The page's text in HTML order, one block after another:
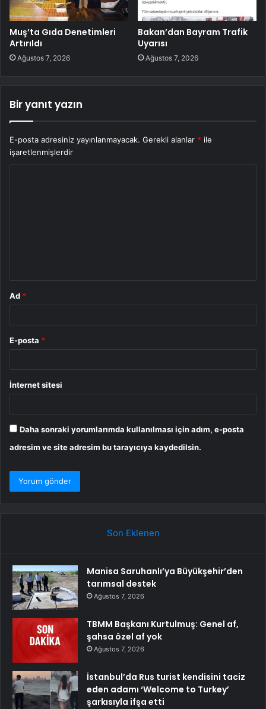
Muş’ta Gıda Denetimleri
Artırıldı
Ağustos 7, 2026
Bakan’dan Bayram Trafik
Uyarısı
Ağustos 7, 2026
Bir yanıt yazın
E-posta adresiniz yayınlanmayacak. Gerekli alanlar * ile
işaretlenmişlerdir
Ad *
E-posta *
İnternet sitesi
Daha sonraki yorumlarımda kullanılması için adım, e-posta
adresim ve site adresim bu tarayıcıya kaydedilsin.
Son Eklenen
Manisa Saruhanlı’ya Büyükşehir’den
tarımsal destek
Ağustos 7, 2026
TBMM Başkanı Kurtulmuş: Genel af,
şahsa özel af yok
Ağustos 7, 2026
İstanbul’da Rus turist kendisini taciz
eden adamı ‘Welcome to Turkey’
şarkısıyla ifşa etti